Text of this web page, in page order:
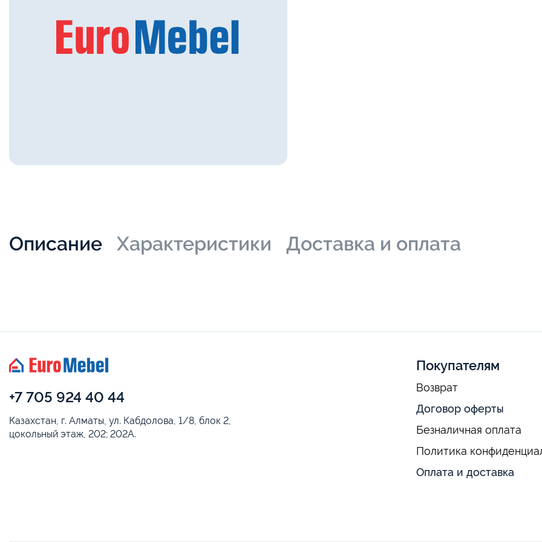
Описание Характеристики Доставка и оплата
+7 705 924 40 44
Казахстан, г. Алматы, ул. Кабдолова, 1/8, блок 2,
цокольный этаж, 202; 202А.
Покупателям
Возврат
Договор оферты
Безналичная оплата
Политика
Оплата и доставка